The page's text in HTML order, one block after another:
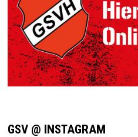
GSV @ INSTAGRAM